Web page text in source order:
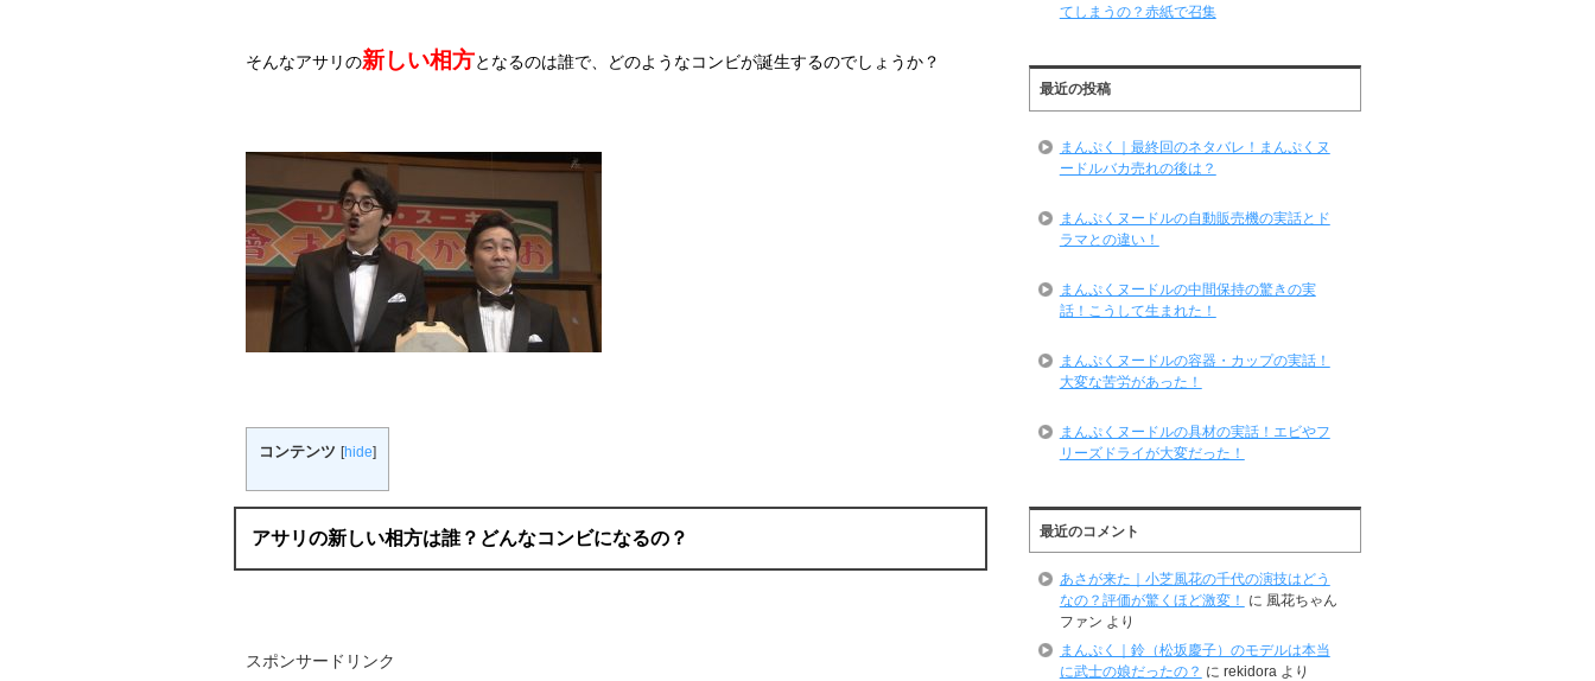
そんなアサリの新しい相方となるのは誰で、どのようなコンビが誕生するのでしょうか？
コンテンツ [hide]
アサリの新しい相方は誰？どんなコンビになるの？
スポンサードリンク
てしまうの？赤紙で召集
最近の投稿
まんぷく｜最終回のネタバレ！まんぷくヌ
ードルバカ売れの後は？
まんぷくヌードルの自動販売機の実話とド
ラマとの違い！
まんぷくヌードルの中間保持の驚きの実
話！こうして生まれた！
まんぷくヌードルの容器・カップの実話！
大変な苦労があった！
まんぷくヌードルの具材の実話！エビやフ
リーズドライが大変だった！
最近のコメント
あさが来た｜小芝風花の千代の演技はどう
なの？評価が驚くほど激変！
に 風花ちゃん
ファン より
まんぷく｜鈴（松坂慶子）のモデルは本当
に武士の娘だったの？ に rekidora より